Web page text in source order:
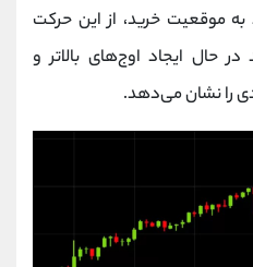
موقعیت خرید، از این حرکت
حال ایجاد اوج‌های بالاتر و
را نشان می‌دهد.